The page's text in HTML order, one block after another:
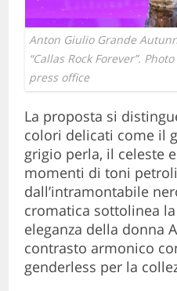
Anton Giulio Grande
“Callas Rock Forever”.
press office
La proposta si
colori delicati come il
grigio perla, il celeste
momenti di toni
dall’intramontabile
cromatica sottolinea
eleganza della donna
contrasto armonico
genderless per la